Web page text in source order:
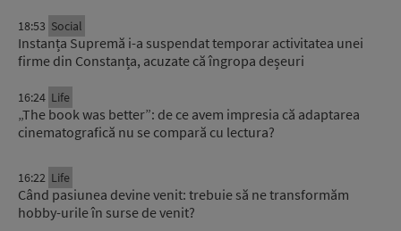
18:53 Social
Instanța Supremă i-a suspendat temporar activitatea unei
firme din Constanța, acuzate că îngropa deșeuri
16:24 Life
„The book was better”: de ce avem impresia că adaptarea
cinematografică nu se compară cu lectura?
16:22 Life
Când pasiunea devine venit: trebuie să ne transformăm
hobby-urile în surse de venit?